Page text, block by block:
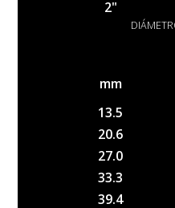
2"
mm
13.5
20.6
27.0
33.3
39.4